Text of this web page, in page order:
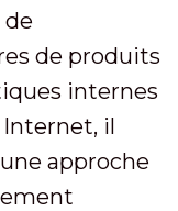
de
de produits
internes
il
approche